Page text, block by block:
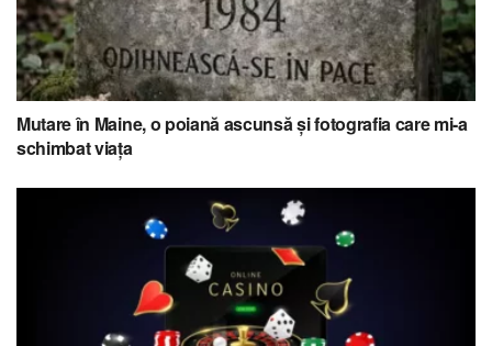
Mutare în Maine, o poiană ascunsă și fotografia care mi-a
schimbat viața